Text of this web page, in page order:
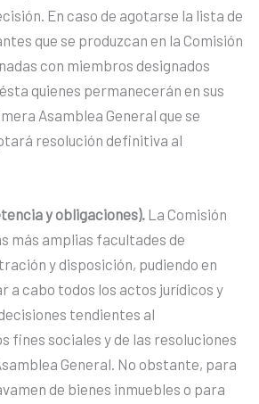
En caso de agotarse la lista de
que se produzcan en la Comisión
con miembros designados
quienes permanecerán en sus
Asamblea General que se
resolución definitiva al
y obligaciones). La Comisión
más amplias facultades de
y disposición, pudiendo en
a cabo todos los actos jurídicos y
tendientes al
fines sociales y de las resoluciones
General. No obstante, para
de bienes inmuebles o para